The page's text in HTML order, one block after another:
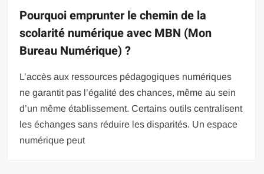
Pourquoi emprunter le chemin de la
scolarité numérique avec MBN (Mon
Bureau Numérique) ?
L’accès aux ressources pédagogiques numériques
ne garantit pas l’égalité des chances, même au sein
d’un même établissement. Certains outils centralisent
les échanges sans réduire les disparités. Un espace
numérique peut